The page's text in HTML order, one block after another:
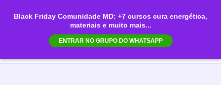
Black Friday Comunidade MD: +7 cursos cura energética,
materiais e muito mais...
ENTRAR NO GRUPO DO WHATSAPP
para